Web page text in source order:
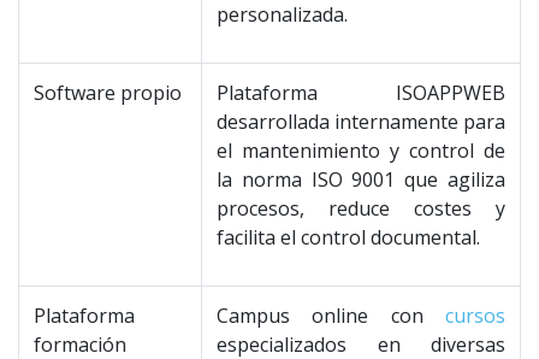
personalizada.
Software propio
Plataforma ISOAPPWEB
desarrollada internamente para
el mantenimiento y control de
la norma ISO 9001 que agiliza
procesos, reduce costes y
facilita el control documental.
Plataforma
formación
Campus online con cursos
especializados en diversas